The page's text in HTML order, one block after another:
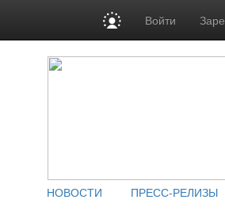
Войти
НОВОСТИ ПРЕСС-РЕЛИЗЫ